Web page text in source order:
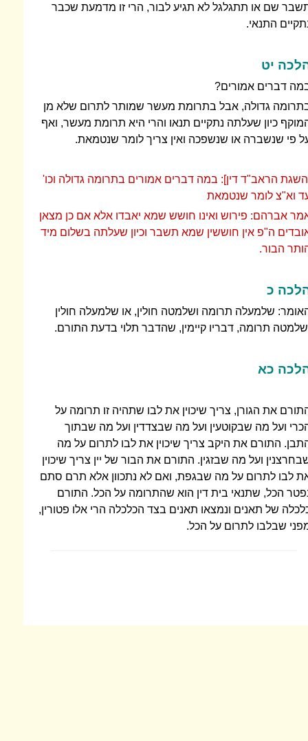
שם או תתגלגל לא תגיע לבור, הרי זו מדמעת שכבר
התנאי.
יט
דברים אמורים?
גדולה, אבל בתרומת מעשר שמותר לתרום שלא מן
כיון שעלתה נתקיים תנאו והרי היא תרומת מעשר, ואף
פי שנשברה או שנשפכה ואין צריך לומר שנטמאת.
הראב"ד דין]: במה דברים אמורים בתרומה גדולה וכו'
וא"צ לומר שנטמאת
אברהם: פירוש ואינו חושש שמא יאבדו אלא אם כן מצאן
ה"פ אין חוששין שמא תשבר וכיון שעלתה בשלום מיד
הבור.
כ
שלמעלה תרומה ושלמטה חולין, או שלמעלה חולין
תרומה, דבריו קיימין, שהדבר תלוי בדעת התורם.
כא
את הגורן, צריך שיכוין את לבו שתהיה זו תרומה על
ועל מה שבקוטעין ועל מה שבצדדין ועל מה שבתוך
התורם את היקב צריך שיכוין את לבו לתרום על מה
ועל מה שבזגין. התורם את הבור של יין צריך שיכוין
לבו לתרום על מה שבגפת, ואם לא נתכוון אלא תרם סתם
הכל, שתנאי בית דין הוא שהתרומה על הכל. התורם
של תאנים ונמצאו תאנים בצד הכלכלה הרי אלו פטורין,
שבלבו לתרום על הכל.